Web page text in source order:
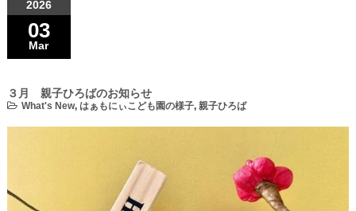
2026
03
Mar
３月 親子ひろばのお知らせ
What's New, はぁもにぃこども園の様子, 親子ひろば